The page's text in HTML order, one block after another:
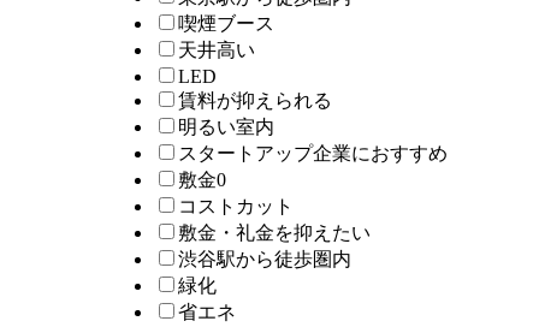
喫煙ブース
天井高い
LED
賃料が抑えられる
明るい室内
スタートアップ企業におすすめ
敷金0
コストカット
敷金・礼金を抑えたい
渋谷駅から徒歩圏内
緑化
省エネ